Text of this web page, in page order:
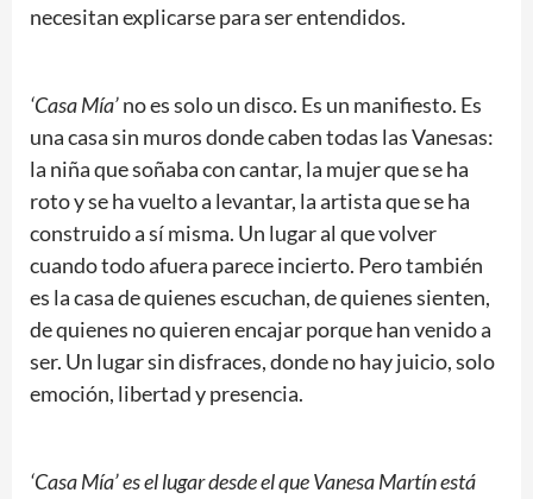
necesitan explicarse para ser entendidos.
‘Casa Mía’no es solo un disco. Es un manifiesto. Es
una casa sin muros donde caben todas las Vanesas:
la niña que soñaba con cantar, la mujer que se ha
roto y se ha vuelto a levantar, la artista que se ha
construido a sí misma. Un lugar al que volver
cuando todo afuera parece incierto. Pero también
es la casa de quienes escuchan, de quienes sienten,
de quienes no quieren encajar porque han venido a
ser. Un lugar sin disfraces, donde no hay juicio, solo
emoción, libertad y presencia.
‘Casa Mía’ es el lugar desde el que Vanesa Martín está